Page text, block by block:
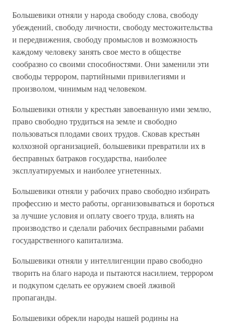
Большевики отняли у народа свободу слова, свободу
убеждений, свободу личности, свободу местожительства
и передвижения, свободу промыслов и возможность
каждому человеку занять свое место в обществе
сообразно со своими способностями. Они заменили эти
свободы террором, партийными привилегиями и
произволом, чинимым над человеком.
Большевики отняли у крестьян завоеванную ими землю,
право свободно трудиться на земле и свободно
пользоваться плодами своих трудов. Сковав крестьян
колхозной организацией, большевики превратили их в
бесправных батраков государства, наиболее
эксплуатируемых и наиболее угнетенных.
Большевики отняли у рабочих право свободно избирать
профессию и место работы, организовываться и бороться
за лучшие условия и оплату своего труда, влиять на
производство и сделали рабочих бесправными рабами
государственного капитализма.
Большевики отняли у интеллигенции право свободно
творить на благо народа и пытаются насилием, террором
и подкупом сделать ее оружием своей лживой
пропаганды.
Большевики обрекли народы нашей родины на